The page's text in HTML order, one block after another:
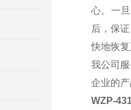
心。一
后，保
快地恢
我公司
企业的
WZP-